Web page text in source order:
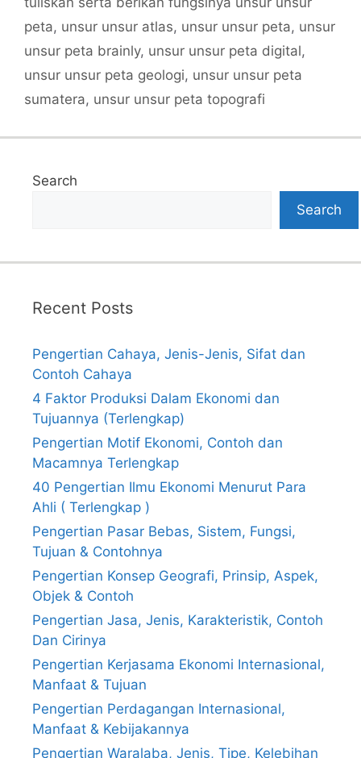
peta, unsur unsur atlas, unsur unsur peta, unsur
unsur peta brainly, unsur unsur peta digital,
unsur unsur peta geologi, unsur unsur peta
sumatera, unsur unsur peta topografi
Search
Search
Recent Posts
Pengertian Cahaya, Jenis-Jenis, Sifat dan
Contoh Cahaya
4 Faktor Produksi Dalam Ekonomi dan
Tujuannya (Terlengkap)
Pengertian Motif Ekonomi, Contoh dan
Macamnya Terlengkap
40 Pengertian Ilmu Ekonomi Menurut Para
Ahli ( Terlengkap )
Pengertian Pasar Bebas, Sistem, Fungsi,
Tujuan & Contohnya
Pengertian Konsep Geografi, Prinsip, Aspek,
Objek & Contoh
Pengertian Jasa, Jenis, Karakteristik, Contoh
Dan Cirinya
Pengertian Kerjasama Ekonomi Internasional,
Manfaat & Tujuan
Pengertian Perdagangan Internasional,
Manfaat & Kebijakannya
Pengertian Waralaba, Jenis, Tipe, Kelebihan